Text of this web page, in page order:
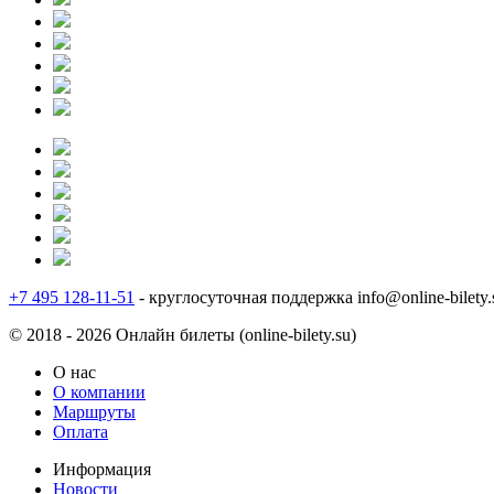
+7 495 128-11-51 - круглосуточная поддержка info@online-
© 2018 - 2026 Онлайн билеты (online-bilety.su)
О нас
О компании
Маршруты
Оплата
Информация
Новости